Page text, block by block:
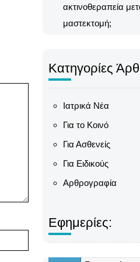
ακτινοθεραπεία
μαστεκτομή;
Κατηγορίες
Ιατρικά Νέα
Για το Κοινό
Για Ασθενείς
Για Ειδικούς
Αρθρογραφία
Εφημερίες: